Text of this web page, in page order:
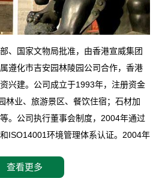
、国家文物局批准，由香港宣威集团
遵化市吉安园林陵园公司合作，香港
兴建。公司成立于1993年，注册资金
林业、旅游景区、餐饮住宿；石材加
。公司执行董事会制度，2004年通过
ISO14001环境管理体系认证。2004年
陵园，园内建有四星级酒店一座。
查看更多